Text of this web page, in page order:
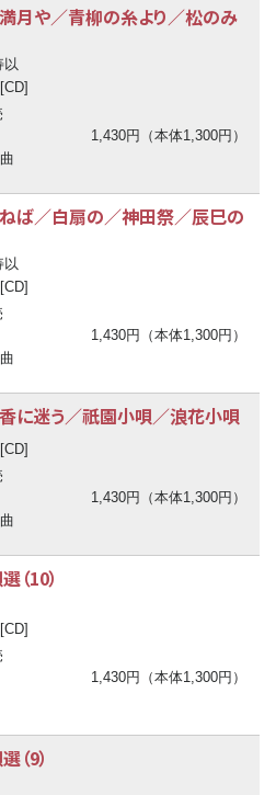
月や／青柳の糸より／松のみ
以
1,430円（本体1,300円）
ば／白扇の／神田祭／辰巳の
以
1,430円（本体1,300円）
に迷う／祇園小唄／浪花小唄
1,430円（本体1,300円）
（10）
1,430円（本体1,300円）
（9）